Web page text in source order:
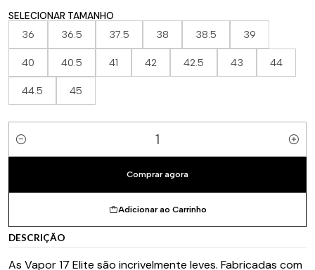
SELECIONAR TAMANHO
36 36.5 37.5 38 38.5 39
40 40.5 41 42 42.5 43 44
44.5 45
Quantidade
Adicionar ao Carrinho
Comprar agora
DESCRIÇÃO
As Vapor 17 Elite são incrivelmente leves. Fabricadas com